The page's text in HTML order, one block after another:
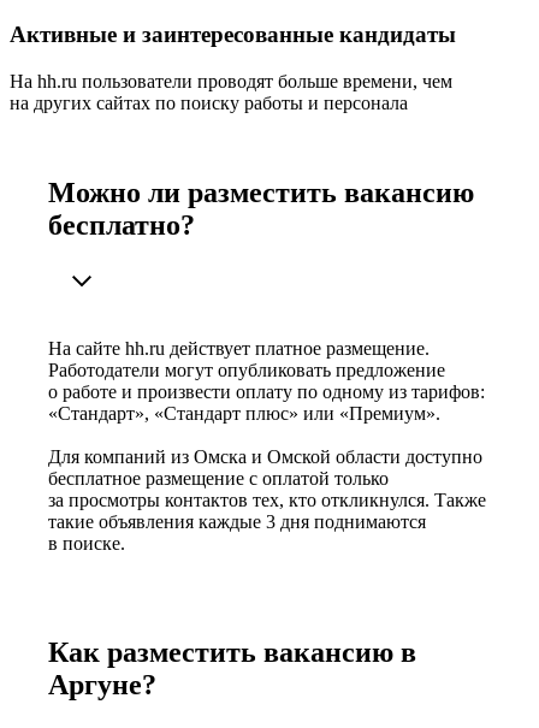
Активные и заинтересованные кандидаты
На hh.ru пользователи проводят больше времени, чем
на других сайтах по поиску работы и персонала
Можно ли разместить вакансию
бесплатно?
На сайте hh.ru действует платное размещение.
Работодатели могут опубликовать предложение
о работе и произвести оплату по одному из тарифов:
«Стандарт», «Стандарт плюс» или «Премиум».
Для компаний из Омска и Омской области доступно
бесплатное размещение с оплатой только
за просмотры контактов тех, кто откликнулся. Также
такие объявления каждые 3 дня поднимаются
в поиске.
Как разместить вакансию в
Аргуне?